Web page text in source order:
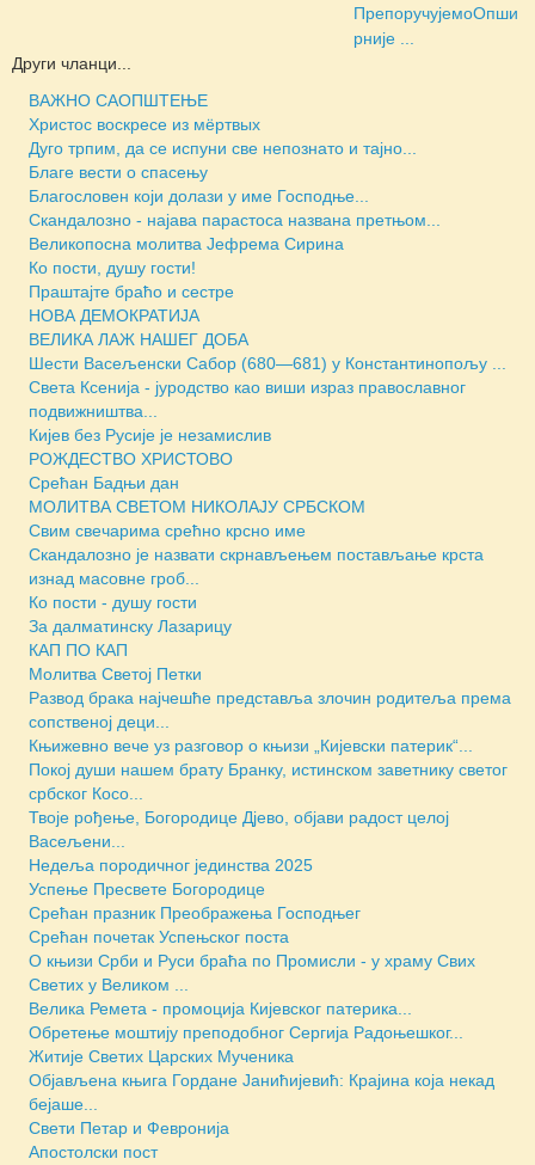
ПрепоручујемоОпши
рније ...
Други чланци...
ВАЖНО САОПШТЕЊЕ
Христос воскресе из мёртвых
Дуго трпим, да се испуни све непознато и тајно...
Благе вести о спасењу
Благословен који долази у име Господње...
Скандалозно - најава парастоса названа претњом...
Великопосна молитва Јефрема Сирина
Ко пости, душу гости!
Праштајте браћо и сестре
НОВА ДЕМОКРАТИЈА
ВЕЛИКА ЛАЖ НАШЕГ ДОБА
Шести Васељенски Сабор (680—681) у Константинопољу ...
Света Ксенија - јуродство као виши израз православног
подвижништва...
Кијев без Русије је незамислив
РОЖДЕСТВО ХРИСТОВО
Срећан Бадњи дан
МОЛИТВА СВЕТОМ НИКОЛАЈУ СРБСКОМ
Свим свечарима срећно крсно име
Скандалозно је назвати скрнављењем постављање крста
изнад масовне гроб...
Ко пости - душу гости
За далматинску Лазарицу
КАП ПО КАП
Молитва Светој Петки
Развод брака најчешће представља злочин родитеља према
сопственој деци...
Књижевно вече уз разговор о књизи „Кијевски патерик“...
Покој души нашем брату Бранку, истинском заветнику светог
србског Косо...
Твоје рођење, Богородице Дјево, објави радост целој
Васељени...
Недеља породичног јединства 2025
Успење Пресвете Богородице
Срећан празник Преображења Господњег
Срећан почетак Успењског поста
О књизи Срби и Руси браћа по Промисли - у храму Свих
Светих у Великом ...
Велика Ремета - промоција Кијевског патерика...
Обретење моштију преподобног Сергија Радоњешког...
Житије Светих Царских Мученика
Објављена књига Гордане Јанићијевић: Крајина која некад
бејаше...
Свети Петар и Февронија
Апостолски пост